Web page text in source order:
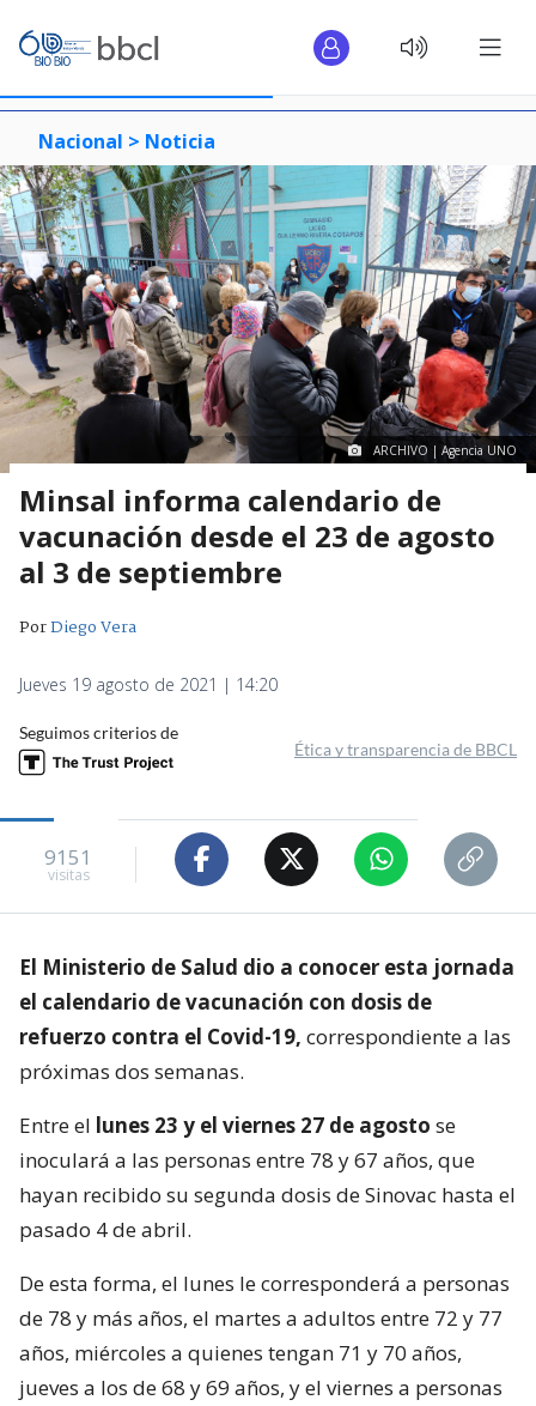
Nacional > Noticia
ARCHIVO | Agencia UNO
Minsal informa calendario de
vacunación desde el 23 de agosto
al 3 de septiembre
PorDiego Vera
Jueves 19 agosto de 2021 | 14:20
Seguimos criterios de
Ética y transparencia de BBCL
9151
visitas
El Ministerio de Salud dio a conocer esta jornada
el calendario de vacunación con dosis de
refuerzo contra el Covid-19, correspondiente a las
próximas dos semanas.
Entre el lunes 23 y el viernes 27 de agosto se
inoculará a las personas entre 78 y 67 años, que
hayan recibido su segunda dosis de Sinovac hasta el
pasado 4 de abril.
De esta forma, el lunes le corresponderá a personas
de 78 y más años, el martes a adultos entre 72 y 77
años, miércoles a quienes tengan 71 y 70 años,
jueves a los de 68 y 69 años, y el viernes a personas